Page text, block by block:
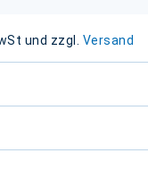
und zzgl. Versand